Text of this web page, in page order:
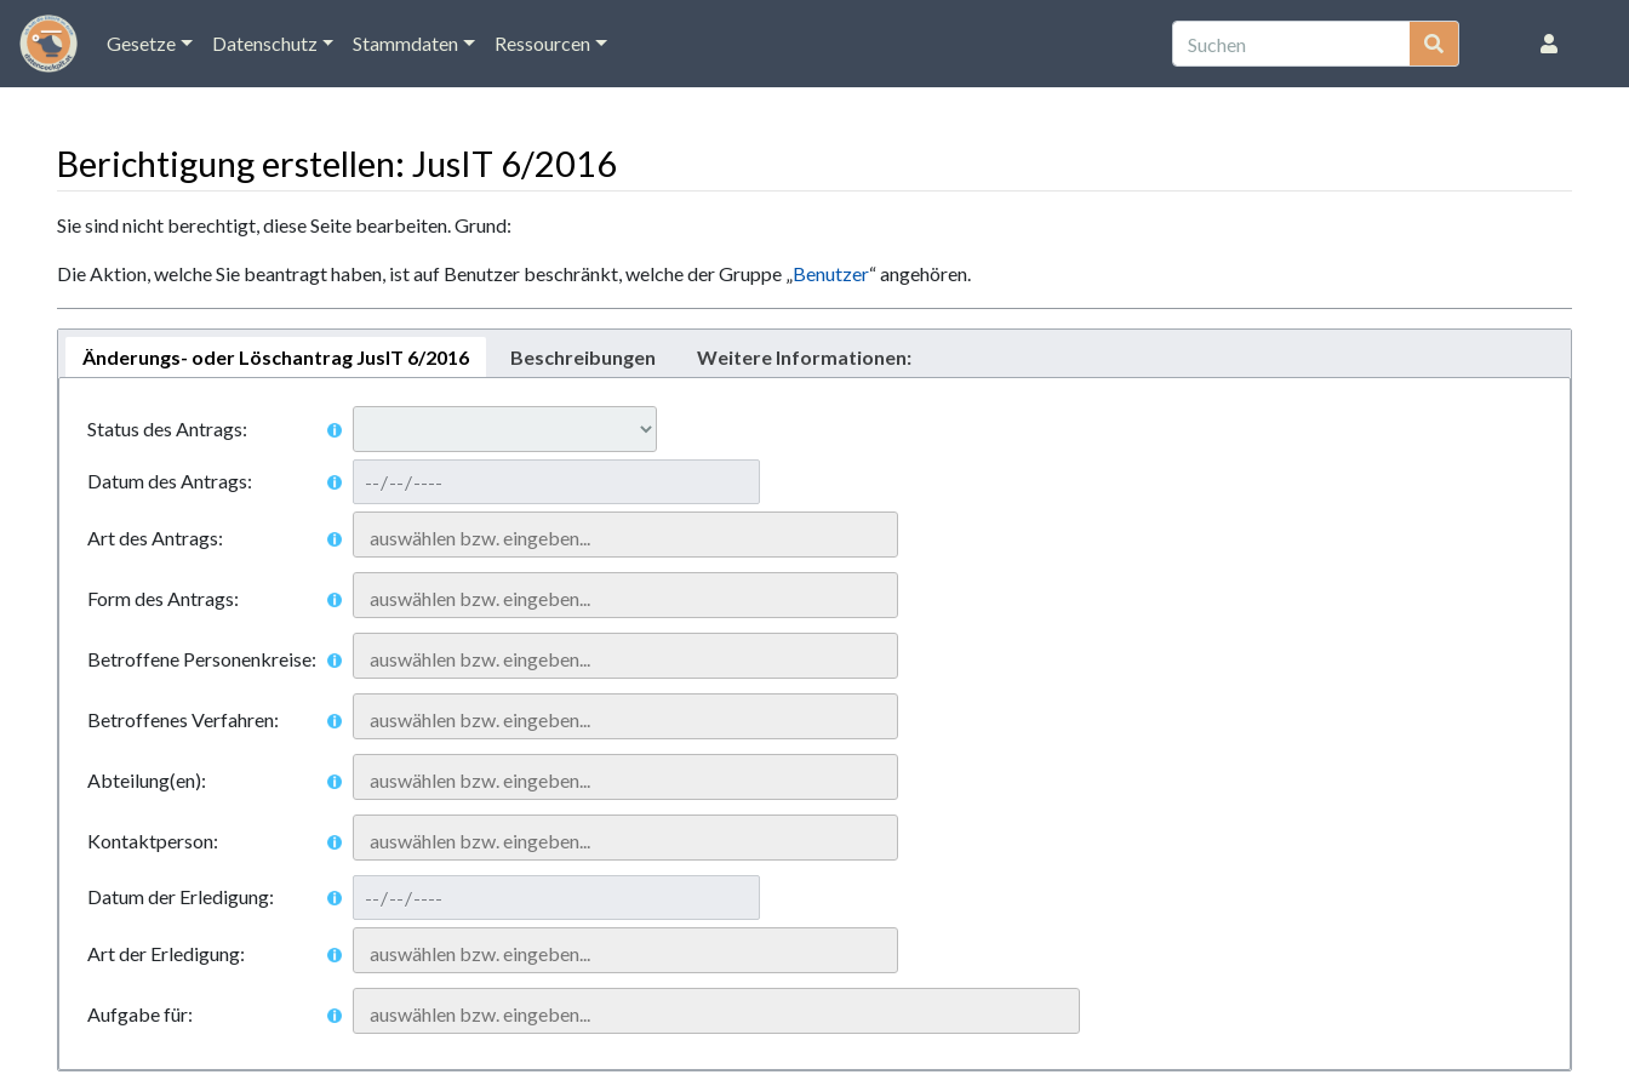
Gesetze Datenschutz Stammdaten Ressourcen
Berichtigung erstellen: JusIT 6/2016
Wechseln zu: Navigation ,Suche
Sie sind nicht berechtigt, diese Seite bearbeiten. Grund:
Die Aktion, welche Sie beantragt haben, ist auf Benutzer beschränkt, welche der Gruppe „Benutzer“ angehören.
Änderungs- oder Löschantrag JusIT 6/2016 Beschreibungen Weitere Informationen:
Status des Antrags:
Datum des Antrags:
Art des Antrags:
Form des Antrags:
Betroffene Personenkreise:
Betroffenes Verfahren:
Abteilung(en):
Kontaktperson:
Datum der Erledigung:
Art der Erledigung:
Aufgabe für: